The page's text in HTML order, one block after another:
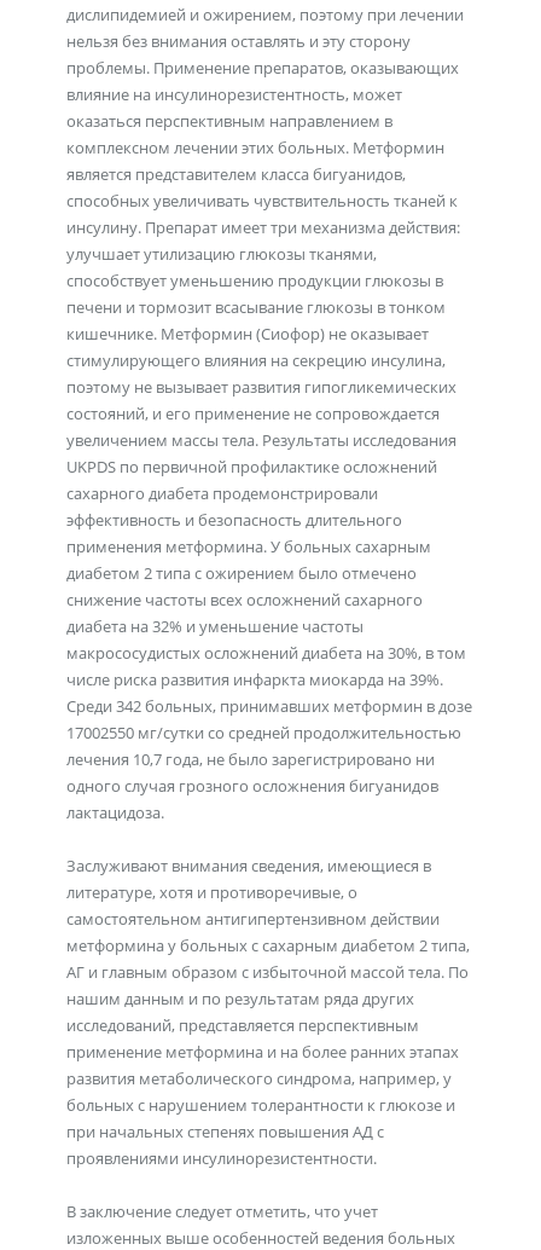
дислипидемией и ожирением, поэтому при лечении
нельзя без внимания оставлять и эту сторону
проблемы. Применение препаратов, оказывающих
влияние на инсулинорезистентность, может
оказаться перспективным направлением в
комплексном лечении этих больных. Метформин
является представителем класса бигуанидов,
способных увеличивать чувствительность тканей к
инсулину. Препарат имеет три механизма действия:
улучшает утилизацию глюкозы тканями,
способствует уменьшению продукции глюкозы в
печени и тормозит всасывание глюкозы в тонком
кишечнике. Метформин (Сиофор) не оказывает
стимулирующего влияния на секрецию инсулина,
поэтому не вызывает развития гипогликемических
состояний, и его применение не сопровождается
увеличением массы тела. Результаты исследования
UKPDS по первичной профилактике осложнений
сахарного диабета продемонстрировали
эффективность и безопасность длительного
применения метформина. У больных сахарным
диабетом 2 типа с ожирением было отмечено
снижение частоты всех осложнений сахарного
диабета на 32% и уменьшение частоты
макрососудистых осложнений диабета на 30%, в том
числе риска развития инфаркта миокарда на 39%.
Среди 342 больных, принимавших метформин в дозе
17002550 мг/сутки со средней продолжительностью
лечения 10,7 года, не было зарегистрировано ни
одного случая грозного осложнения бигуанидов
лактацидоза.
Заслуживают внимания сведения, имеющиеся в
литературе, хотя и противоречивые, о
самостоятельном антигипертензивном действии
метформина у больных с сахарным диабетом 2 типа,
АГ и главным образом с избыточной массой тела. По
нашим данным и по результатам ряда других
исследований, представляется перспективным
применение метформина и на более ранних этапах
развития метаболического синдрома, например, у
больных с нарушением толерантности к глюкозе и
при начальных степенях повышения АД с
проявлениями инсулинорезистентности.
В заключение следует отметить, что учет
изложенных выше особенностей ведения больных